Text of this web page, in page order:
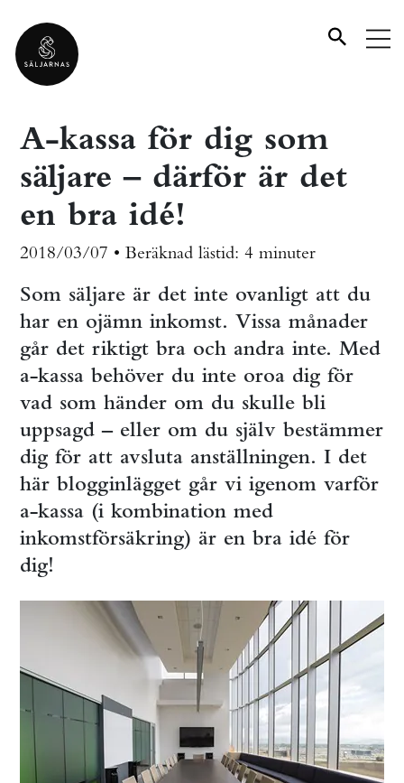
A-kassa för dig som
säljare – därför är det
en bra idé!
2018/03/07 • Beräknad lästid: 4 minuter
Som säljare är det inte ovanligt att du
har en ojämn inkomst. Vissa månader
går det riktigt bra och andra inte. Med
a-kassa behöver du inte oroa dig för
vad som händer om du skulle bli
uppsagd – eller om du själv bestämmer
dig för att avsluta anställningen. I det
här blogginlägget går vi igenom varför
a-kassa (i kombination med
inkomstförsäkring) är en bra idé för
dig!